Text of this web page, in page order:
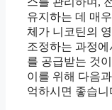
유지하는 데 매
체가 니코틴의
조정하는 과정
를 공급받는 것
이를 위해 다음
억하시면 좋습니